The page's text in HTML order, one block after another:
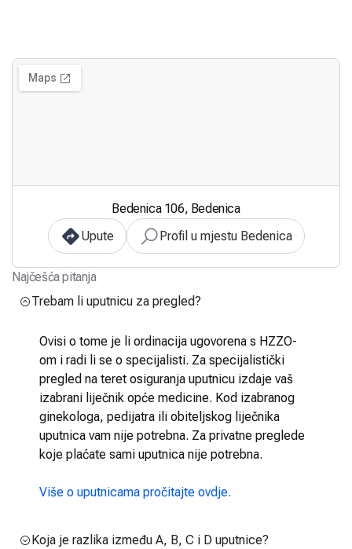
Bedenica 106, Bedenica
Upute
Profil u mjestu Bedenica
Najčešća pitanja
Trebam li uputnicu za pregled?
Ovisi o tome je li ordinacija ugovorena s HZZO-
om i radi li se o specijalisti. Za specijalistički
pregled na teret osiguranja uputnicu izdaje vaš
izabrani liječnik opće medicine. Kod izabranog
ginekologa, pedijatra ili obiteljskog liječnika
uputnica vam nije potrebna. Za privatne preglede
koje plaćate sami uputnica nije potrebna.
Više o uputnicama pročitajte ovdje.
Koja je razlika između A, B, C i D uputnice?